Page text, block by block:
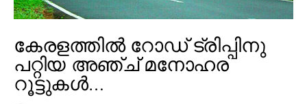
കേരളത്തിൽ റോഡ് ട്രിപ്പിനു
പറ്റിയ അഞ്ച് മനോഹര
റൂട്ടുകൾ…